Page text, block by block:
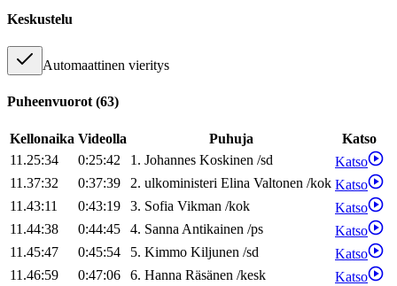
Keskustelu
Automaattinen vieritys
Puheenvuorot (63)
Kellonaika Videolla Puhuja
Katso
11.25:34
0:25:42 1. Johannes Koskinen /sd
Katso
11.37:32
0:37:39 2. ulkoministeri Elina Valtonen /kok Katso
11.43:11
0:43:19 3. Sofia Vikman /kok
Katso
11.44:38
0:44:45 4. SannaAntikainen /ps
Katso
11.45:47
0:45:54 5. Kimmo Kiljunen /sd
Katso
11.46:59
0:47:06 6. Hanna Räsänen /kesk
Katso